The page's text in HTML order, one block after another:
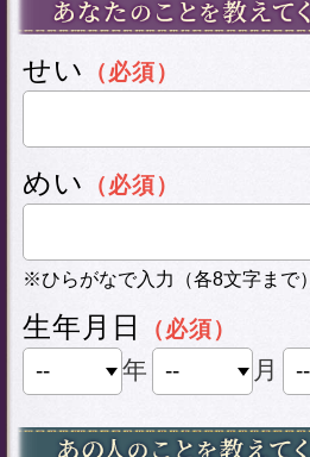
せい （必須）
めい （必須）
※ひらがなで入力（各8文字まで）
生年月日 （必須）
年 月